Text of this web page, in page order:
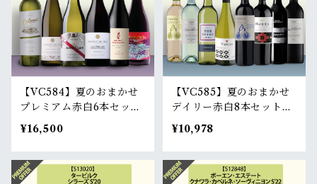
【VC584】夏のおまかせ
プレミアム赤白6本セッ
ト 6 bottle mixed pre
mium set
¥16,500
【VC585】夏のおまかせ
デイリー赤白8本セット
8 bottle mixed daily set
¥10,978